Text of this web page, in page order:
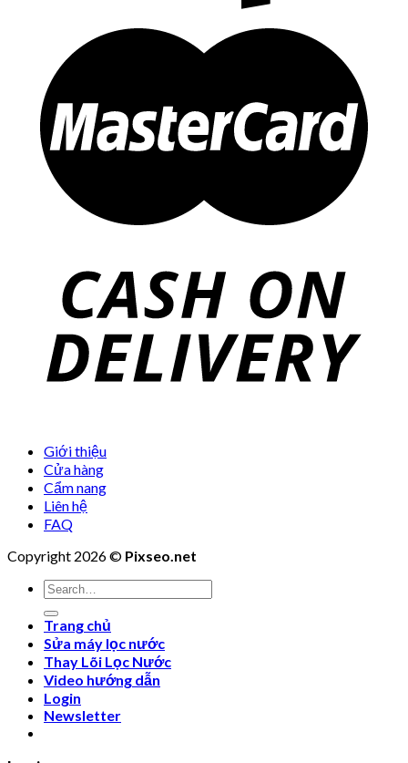
Giới thiệu
Cửa hàng
Cẩm nang
Liên hệ
FAQ
Copyright 2026 © Pixseo.net
Search
for:
Trang chủ
Sửa máy lọc nước
Thay Lõi Lọc Nước
Video hướng dẫn
Login
Newsletter